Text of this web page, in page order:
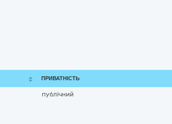
ПРИВАТНІСТЬ
публічний